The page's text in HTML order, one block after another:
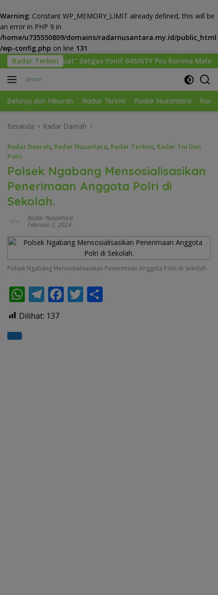
Warning: Constant WP_MEMORY_LIMIT already defined, this will be
an error in PHP 9 in
/home/u735550809/domains/radarnusantara.my.id/public_html
/wp-config.php on line 131
Langsung
ke
konten
Radar Terkini
Yonif 645/GTY Pos Kurima Melaksanakan Pelayanan
Belanja dan Hiburan Radar Terkini Radar Nusantara
Beranda Radar Daerah
Radar Daerah, Radar Nusantara, Radar Terkini, Radar Tni Dan
Polri
Polsek Ngabang Mensosialisasikan
Penerimaan Anggota Polri di
Sekolah.
Radar Nusantara
Februari 2, 2024
Polsek Ngabang Mensosialisasikan Penerimaan Anggota Polri di Sekolah.
W
h
at
T
el
e
F T
Dilihat: 137